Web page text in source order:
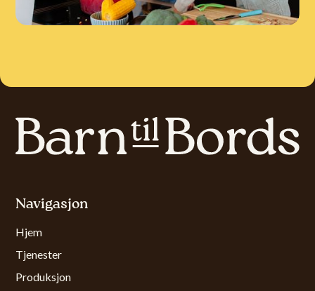
Navigasjon
Hjem
Tjenester
Produksjon